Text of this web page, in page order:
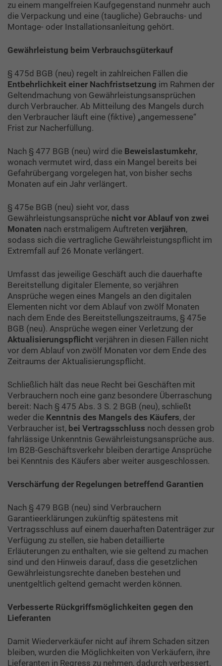
zu einem mangelfreien Kaufgegenstand nunmehr auch
die Verpackung und eine (taugliche) Gebrauchs- und
Montage- oder Installationsanleitung gehört.
Gewährleistung beim Verbrauchsgüterkauf
§ 475d BGB (neu) regelt in zahlreichen Fällen die
Entbehrlichkeit einer Nachfristsetzung im Rahmen der
Geltendmachung von Gewährleistungsansprüchen
durch Verbraucher. Ab Mitteilung des Mangels durch
den Verbraucher läuft eine (fiktive) „angemessene“
Frist zur Nacherfüllung.
Nach § 477 BGB (neu) wird die Beweislastumkehr,
wonach vermutet wird, dass ein Mangel bereits bei
Gefahrübergang vorgelegen hat, von bisher sechs
Monaten auf ein Jahr verlängert.
§ 475e BGB (neu) sieht vor, dass
Gewährleistungsansprüche nicht vor Ablauf von zwei
Monaten nach erstmaligem Auftreten verjähren,
sodass sich die vertragliche Gewährleistungspflicht im
Extremfall auf 26 Monate verlängert.
Umfasst das jeweilige Geschäft auch die dauerhafte
Bereitstellung digitaler Elemente, so verjähren
Ansprüche wegen eines Mangels an den digitalen
Elementen nicht vor dem Ablauf von zwölf Monaten
nach dem Ende des Bereitstellungszeitraums, § 475e
BGB (neu). Ansprüche wegen einer Verletzung der
Aktualisierungspflicht verjähren in diesen Fällen nicht
vor dem Ablauf von zwölf Monaten vor dem Ende des
Zeitraums der Aktualisierungspflicht.
Schließlich hält das neue Recht bei Geschäften mit
Verbrauchern noch eine ganz besondere Überraschung
bereit: Nach § 475 Abs. 3 S. 2 BGB (neu), schließt
weder die Kenntnis des Mangels des Käufers, der
Verbraucher ist, bei Vertragsschluss noch dessen grob
fahrlässige Unkenntnis Gewährleistungsansprüche aus.
Im B2B-Geschäftsverkehr bleiben derartige Ansprüche
bei Kenntnis des Käufers aber weiter ausgeschlossen.
Verschärfung der Regelungen betreffend Garantien
Nach § 479 BGB (neu) sind Verbrauchern
Garantieerklärungen zukünftig spätestens mit
Vertragsschluss auf einem dauerhaften Datenträger zur
Verfügung zu stellen, sie haben detaillierte
Erläuterungen zu enthalten, wie sie geltend zu machen
sind und den Hinweis darauf, dass die gesetzlichen
Gewährleistungsrechte daneben bestehen und
unentgeltlich geltend gemacht werden können.
Verbesserte Rückgriffsmöglichkeiten gegen den
Lieferanten
Damit Wiederverkäufer nicht auf ihrem Schaden sitzen
bleiben, wurden die Möglichkeiten von Verkäufern, ihre
Lieferanten in Regress zu nehmen, dadurch verbessert,